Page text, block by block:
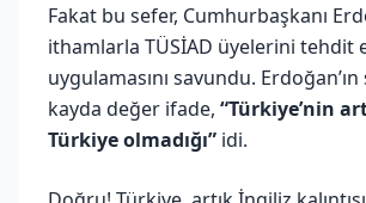
Fakat bu sefer, Cumhurbaşkanı
ithamlarla TÜSİAD üyelerini tehdit
uygulamasını savundu.
kayda değer ifade, “Türkiye’nin
Türkiye olmadığı” idi.